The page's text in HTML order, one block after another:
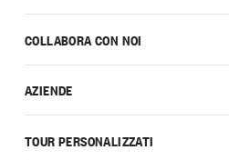
COLLABORA CON NOI
AZIENDE
TOUR PERSONALIZZATI